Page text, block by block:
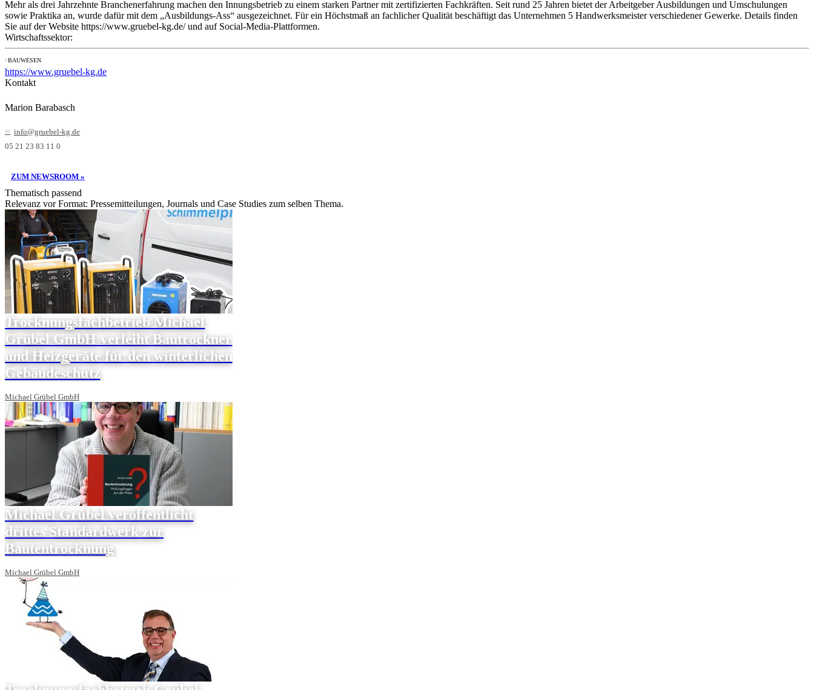
Mehr als drei Jahrzehnte Branchenerfahrung machen den Innungsbetrieb zu einem starken Partner mit zertifizierten Fachkräften. Seit rund 25 Jahren bietet der Arbeitgeber Ausbildungen und Umschulungen
sowie Praktika an, wurde dafür mit dem „Ausbildungs-Ass“ ausgezeichnet. Für ein Höchstmaß an fachlicher Qualität beschäftigt das Unternehmen 5 Handwerksmeister verschiedener Gewerke. Details finden
Sie auf der Website https://www.gruebel-kg.de/ und auf Social-Media-Plattformen.
Wirtschaftssektor:
BAUWESEN
https://www.gruebel-kg.de
Kontakt
Marion Barabasch
info@gruebel-kg.de
05 21 23 83 11 0
ZUM NEWSROOM »
Thematisch passend
Relevanz vor Format: Pressemitteilungen, Journals und Case Studies zum selben Thema.
Trocknungsfachbetrieb Michael
Grübel GmbH verleiht Bautrockner
und Heizgeräte für den winterlichen
Gebäudeschutz
Michael Grübel GmbH
Michael Grübel veröffentlicht
drittes Standardwerk zur
Bautentrocknung
Michael Grübel GmbH